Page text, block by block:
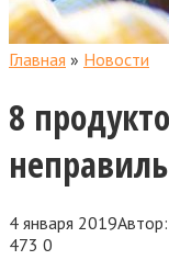
Главная » Новости
8
4 января 2019Автор:
473 0